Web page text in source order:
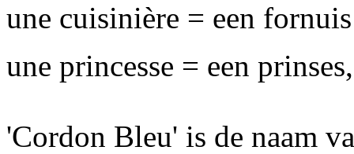
une cuisinière = een fornuis
une princesse = een
'Cordon Bleu' is de naam